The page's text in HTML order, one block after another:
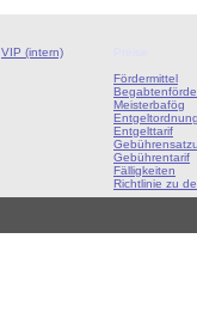
VIP (intern)
Fördermittel
Meisterbafög
Entgelttarif
Gebührentarif
Fälligkeiten
Richtlinie zu